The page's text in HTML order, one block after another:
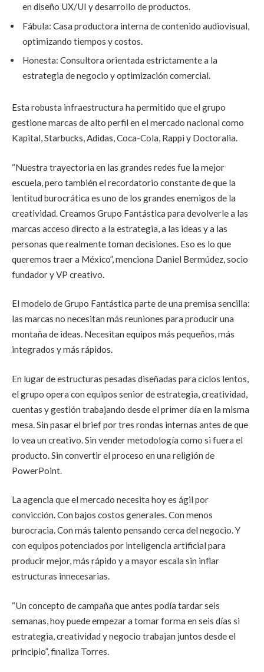
en diseño UX/UI y desarrollo de productos.
Fábula: Casa productora interna de contenido audiovisual,
optimizando tiempos y costos.
Honesta: Consultora orientada estrictamente a la
estrategia de negocio y optimización comercial.
Esta robusta infraestructura ha permitido que el grupo
gestione marcas de alto perfil en el mercado nacional como
Kapital, Starbucks, Adidas, Coca-Cola, Rappi y Doctoralia.
“Nuestra trayectoria en las grandes redes fue la mejor
escuela, pero también el recordatorio constante de que la
lentitud burocrática es uno de los grandes enemigos de la
creatividad. Creamos Grupo Fantástica para devolverle a las
marcas acceso directo a la estrategia, a las ideas y a las
personas que realmente toman decisiones. Eso es lo que
queremos traer a México”, menciona Daniel Bermúdez, socio
fundador y VP creativo.
El modelo de Grupo Fantástica parte de una premisa sencilla:
las marcas no necesitan más reuniones para producir una
montaña de ideas. Necesitan equipos más pequeños, más
integrados y más rápidos.
En lugar de estructuras pesadas diseñadas para ciclos lentos,
el grupo opera con equipos senior de estrategia, creatividad,
cuentas y gestión trabajando desde el primer día en la misma
mesa. Sin pasar el brief por tres rondas internas antes de que
lo vea un creativo. Sin vender metodología como si fuera el
producto. Sin convertir el proceso en una religión de
PowerPoint.
La agencia que el mercado necesita hoy es ágil por
convicción. Con bajos costos generales. Con menos
burocracia. Con más talento pensando cerca del negocio. Y
con equipos potenciados por inteligencia artificial para
producir mejor, más rápido y a mayor escala sin inflar
estructuras innecesarias.
“Un concepto de campaña que antes podía tardar seis
semanas, hoy puede empezar a tomar forma en seis días si
estrategia, creatividad y negocio trabajan juntos desde el
principio”, finaliza Torres.